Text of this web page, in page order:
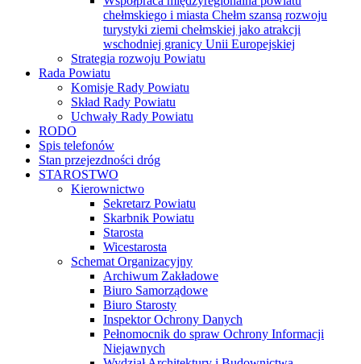
Spis telefonów
Stan przejezdności dróg
STAROSTWO
Kierownictwo
Sekretarz Powiatu
Skarbnik Powiatu
Starosta
Wicestarosta
Schemat Organizacyjny
Archiwum Zakładowe
Biuro Samorządowe
Biuro Starosty
Inspektor Ochrony Danych
Pełnomocnik do spraw Ochrony Informacji
Niejawnych
Wydział Architektury i Budownictwa
Wydział Budżetu i Finansów
Wydział Edukacji, Kultury, Sportu i Spraw
Społecznych
Wydział Geodezji, Kartografii i Gospodarki
Nieruchomościami
Wydział Infrastruktury
Wydział Komunikacji i Spraw Obywatelskich
Wydział Organizacyjno-Gospodarczy
Wydział Promocji i Rozwoju